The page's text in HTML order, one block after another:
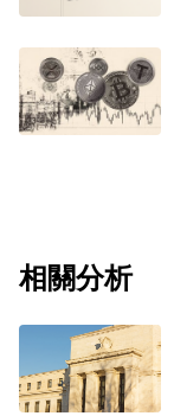
相關分析